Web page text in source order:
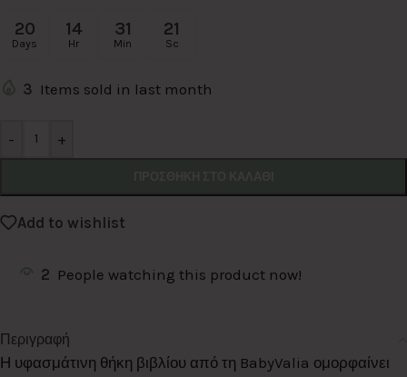
20
Days
14
Hr
31
Min
21
Sc
3 Items sold in last month
- +
Alternative:
Add to wishlist
2 People watching this product now!
Περιγραφή
Η υφασμάτινη θήκη βιβλίου από τη BabyValia ομορφαίνει